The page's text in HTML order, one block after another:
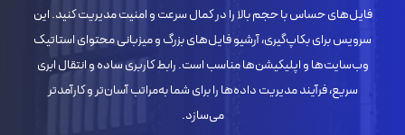
فایل‌های حساس با حجم بالا را در کمال سرعت و امنیت مدیریت کنید. این
سرویس برای بکاپ‌گیری، آرشیو فایل‌های بزرگ و میزبانی محتوای استاتیک
وب‌سایت‌ها و اپلیکیشن‌ها مناسب است. رابط کاربری ساده و انتقال ابری
سریع، فرآیند مدیریت داده‌ها را برای شما به‌مراتب آسان‌تر و کارآمدتر
می‌سازد.